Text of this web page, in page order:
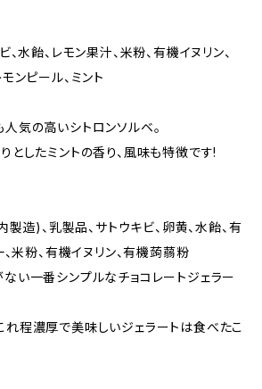
、水飴、レモン果汁、米粉、有機イヌリン、
ンピール、ミント
気の高いシトロンソルベ。
としたミントの香り、風味も特徴です!
造)、乳製品、サトウキビ、卵黄、水飴、有
米粉、有機イヌリン、有機蒟蒻粉
い一番シンプルなチョコレートジェラー
れ程濃厚で美味しいジェラートは食べたこ